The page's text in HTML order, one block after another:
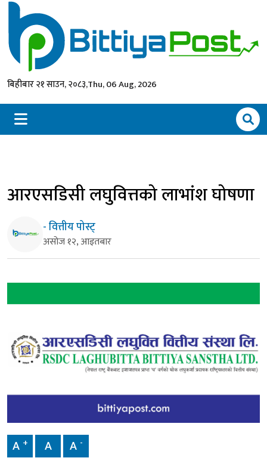
बिहीबार २१ साउन, २०८३,Thu, 06 Aug, 2026
आरएसडिसी लघुवित्तको लाभांश घोषणा
- वित्तीय पोस्ट्
असोज १२, आइतबार
A + A A -